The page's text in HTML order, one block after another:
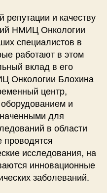
репутации и качеству
НМИЦ Онкологии
специалистов в
работают в этом
вклад в его
Онкологии Блохина
центр,
и
для
в области
проводятся
исследования, на
инновационные
заболеваний.